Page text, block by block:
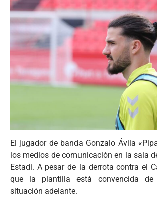
El jugador de banda Gonzalo Ávila
los medios de comunicación en la sala
Estadi. A pesar de la derrota contra el
que la plantilla está convencida
situación adelante.